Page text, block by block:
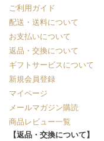
ご利用ガイド
配送・送料について
お支払いについて
返品・交換について
ギフトサービスについて
新規会員登録
マイページ
メールマガジン購読
商品レビュー一覧
【返品・交換について】